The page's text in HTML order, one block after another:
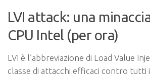
LVI attack: una
CPU Intel (per ora)
LVI è l’abbreviazione di Load Value
classe di attacchi efficaci contro tutti